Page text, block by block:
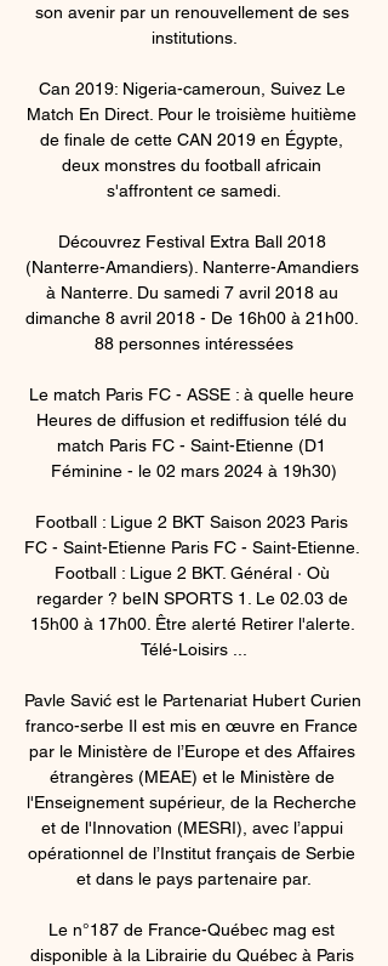
son avenir par un renouvellement de ses
institutions.
Can 2019: Nigeria-cameroun, Suivez Le
Match En Direct. Pour le troisième huitième
de finale de cette CAN 2019 en Égypte,
deux monstres du football africain
s'affrontent ce samedi.
Découvrez Festival Extra Ball 2018
(Nanterre-Amandiers). Nanterre-Amandiers
à Nanterre. Du samedi 7 avril 2018 au
dimanche 8 avril 2018 - De 16h00 à 21h00.
88 personnes intéressées
Le match Paris FC - ASSE : à quelle heure
Heures de diffusion et rediffusion télé du
match Paris FC - Saint-Etienne (D1
Féminine - le 02 mars 2024 à 19h30)
Football : Ligue 2 BKT Saison 2023 Paris
FC - Saint-Etienne Paris FC - Saint-Etienne.
Football : Ligue 2 BKT. Général · Où
regarder ? beIN SPORTS 1. Le 02.03 de
15h00 à 17h00. Être alerté Retirer l'alerte.
Télé-Loisirs ...
Pavle Savić est le Partenariat Hubert Curien
franco-serbe Il est mis en œuvre en France
par le Ministère de l’Europe et des Affaires
étrangères (MEAE) et le Ministère de
l'Enseignement supérieur, de la Recherche
et de l'Innovation (MESRI), avec l’appui
opérationnel de l’Institut français de Serbie
et dans le pays partenaire par.
Le n°187 de France-Québec mag est
disponible à la Librairie du Québec à Paris